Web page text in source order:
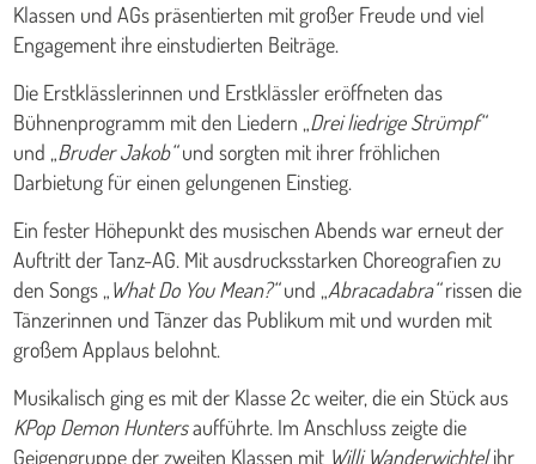
Klassen und AGs präsentierten mit großer Freude und viel
Engagement ihre einstudierten Beiträge.
Die Erstklässlerinnen und Erstklässler eröffneten das
Bühnenprogramm mit den Liedern „Drei liedrige Strümpf“
und „Bruder Jakob“und sorgten mit ihrer fröhlichen
Darbietung für einen gelungenen Einstieg.
Ein fester Höhepunkt des musischen Abends war erneut der
Auftritt der Tanz-AG. Mit ausdrucksstarken Choreografien zu
den Songs „What Do You Mean?“und „Abracadabra“rissen die
Tänzerinnen und Tänzer das Publikum mit und wurden mit
großem Applaus belohnt.
Musikalisch ging es mit der Klasse 2c weiter, die ein Stück aus
KPop Demon Huntersaufführte. Im Anschluss zeigte die
Geigengruppe der zweiten Klassen mit Willi Wanderwichtelihr